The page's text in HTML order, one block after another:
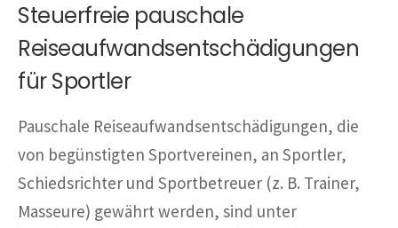
Steuerfreie pauschale
Reiseaufwandsentschädigungen
für Sportler
Pauschale Reiseaufwandsentschädigungen, die
von begünstigten Sportvereinen, an Sportler,
Schiedsrichter und Sportbetreuer (z. B. Trainer,
Masseure) gewährt werden, sind unter